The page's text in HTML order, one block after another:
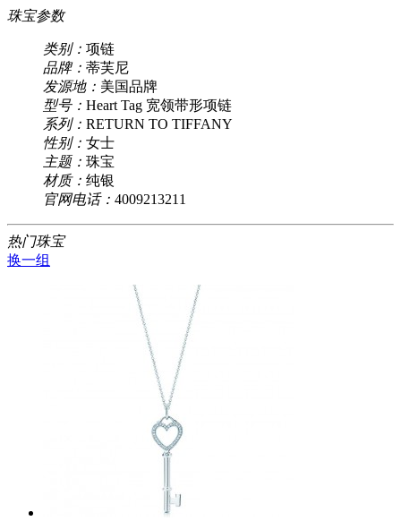
珠宝参数
类别： 项链
品牌： 蒂芙尼
发源地： 美国品牌
型号： Heart Tag 宽领带形项链
系列： RETURN TO TIFFANY
性别： 女士
主题： 珠宝
材质： 纯银
官网电话： 4009213211
热门珠宝
换一组